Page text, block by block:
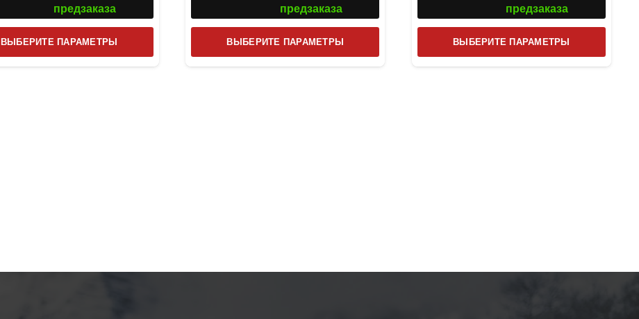
предзаказа
ВЫБЕРИТЕ ПАРАМЕТРЫ
товар
предзаказа
ВЫБЕРИТЕ ПАРАМЕТРЫ
товар
предзаказа
ВЫБЕРИТЕ ПАРАМЕТРЫ
товар